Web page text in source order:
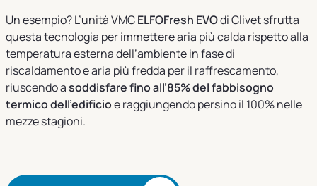
Un esempio? L’unità VMCELFOFresh EVOdi Clivet sfrutta
questa tecnologia per immettere aria più calda rispetto alla
temperatura esterna dell’ambiente in fase di
riscaldamento e aria più fredda per il raffrescamento,
riuscendo asoddisfare fino all’85% del fabbisogno
termico dell’edificioe raggiungendo persino il 100% nelle
mezze stagioni.